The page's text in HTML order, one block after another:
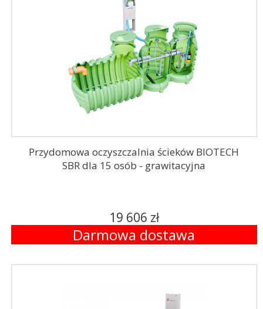
Przydomowa oczyszczalnia ścieków BIOTECH
SBR dla 15 osób - grawitacyjna
19 606 zł
Darmowa dostawa